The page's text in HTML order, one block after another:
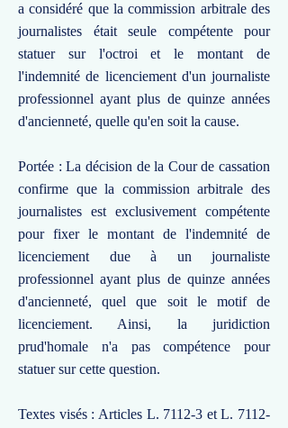
a considéré que la commission arbitrale des
journalistes était seule compétente pour
statuer sur l'octroi et le montant de
l'indemnité de licenciement d'un journaliste
professionnel ayant plus de quinze années
d'ancienneté, quelle qu'en soit la cause.
Portée : La décision de la Cour de cassation
confirme que la commission arbitrale des
journalistes est exclusivement compétente
pour fixer le montant de l'indemnité de
licenciement due à un journaliste
professionnel ayant plus de quinze années
d'ancienneté, quel que soit le motif de
licenciement. Ainsi, la juridiction
prud'homale n'a pas compétence pour
statuer sur cette question.
Textes visés : Articles L. 7112-3 et L. 7112-